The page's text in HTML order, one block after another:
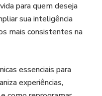
para quem deseja
sua inteligência
mais consistentes na
essenciais para
experiências,